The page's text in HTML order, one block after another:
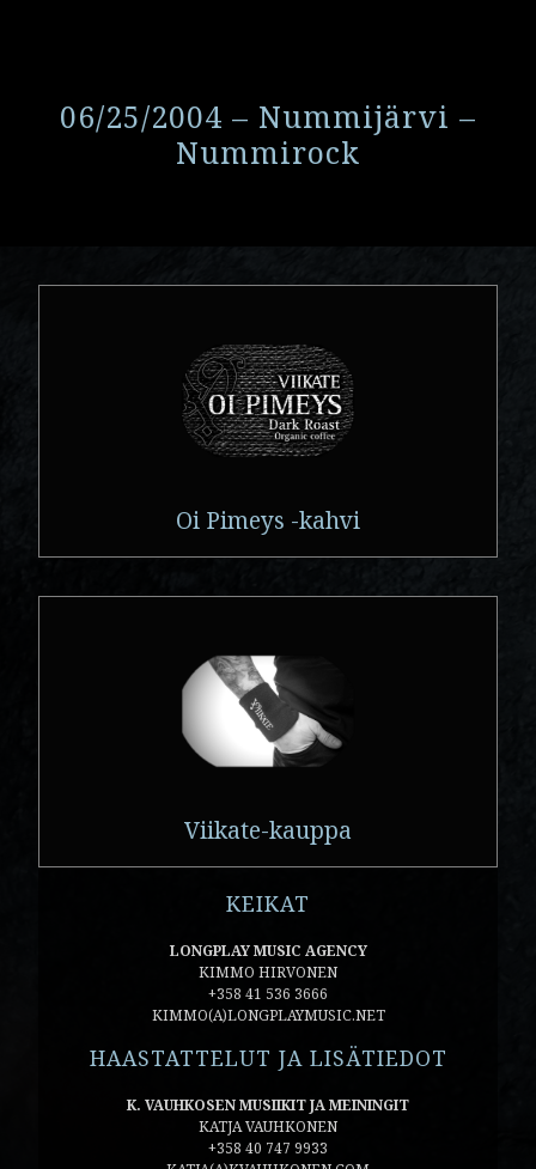
06/25/2004 – Nummijärvi –
Nummirock
Oi Pimeys -kahvi
Viikate-kauppa
KEIKAT
LONGPLAY MUSIC AGENCY
KIMMO HIRVONEN
+358 41 536 3666
KIMMO(A)LONGPLAYMUSIC.NET
HAASTATTELUT JA LISÄTIEDOT
K. VAUHKOSEN MUSIIKIT JA MEININGIT
KATJA VAUHKONEN
+358 40 747 9933